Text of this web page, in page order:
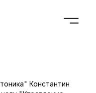
Константин